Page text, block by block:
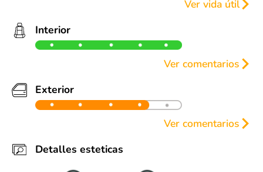
Ver vida útil
Llantas
90%
90%
90%
90%
90%
Interior
Ver comentarios
Exterior
Ver comentarios
Partes repintadas:
Detalles esteticas